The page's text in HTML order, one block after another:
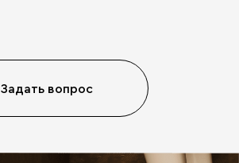
Задать вопрос